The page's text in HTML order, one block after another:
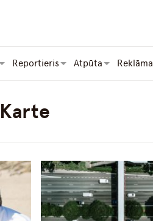
Reportieris Atpūta Reklāma
Karte